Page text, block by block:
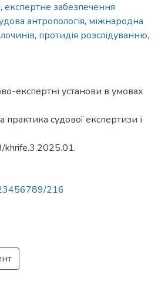
, експертне забезпечення
антропологія, міжнародна
, протидія розслідуванню,
експертні установи в умовах
судової експертизи і
216